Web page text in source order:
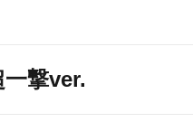
撃ver.